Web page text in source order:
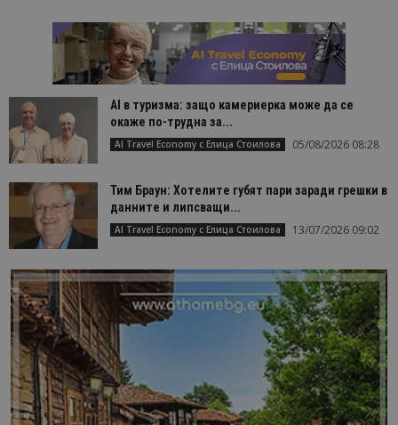
AI в туризма: защо камериерка може да се
окаже по-трудна за...
AI Travel Economy с Елица Стоилова 05/08/2026 08:28
Тим Браун: Хотелите губят пари заради грешки в
данните и липсващи...
AI Travel Economy с Елица Стоилова 13/07/2026 09:02